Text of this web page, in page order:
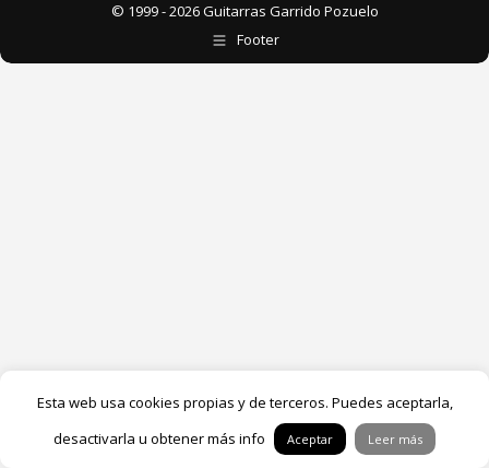
© 1999 - 2026 Guitarras Garrido Pozuelo
Footer
Esta web usa cookies propias y de terceros. Puedes aceptarla,
desactivarla u obtener más info
Aceptar Leer más